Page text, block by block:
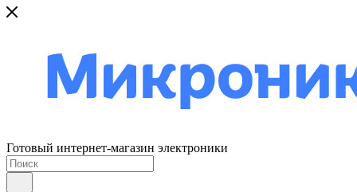
Готовый интернет-магазин электроники